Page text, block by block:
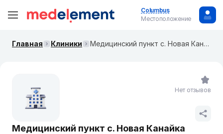
Columbus
Местоположение
Главная Клиники Медицинский пункт с. Новая Канайка
Медицинский пункт с. Новая Канайка
Нет отзывов